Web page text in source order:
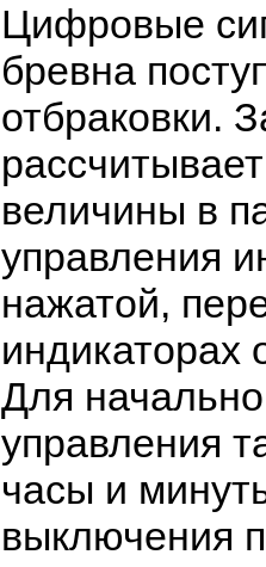
Цифровые
бревна
отбраковки.
величины в
управления
нажатой,
индикаторах
Для
управления
часы и
выключения